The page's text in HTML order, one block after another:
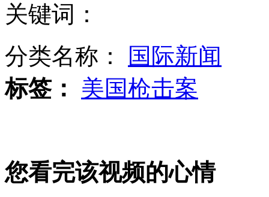
小偷被发现从五楼跳下摔断手
琼瑶拒韩国翻拍《还珠格格》
六旬老汉醉酒发飙 警车里撒尿
关键词：
分类名称：
国际新闻
标签：
美国枪击案
您看完该视频的心情